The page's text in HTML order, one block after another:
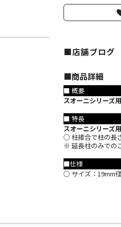
■店舗ブログ
■︎商品詳細
■ 概要
スオーニシリーズ
■ 特長
スオーニシリーズ
○ 柱接合で柱の長
※ 延長柱のみでの
■仕様
○ サイズ：19mm